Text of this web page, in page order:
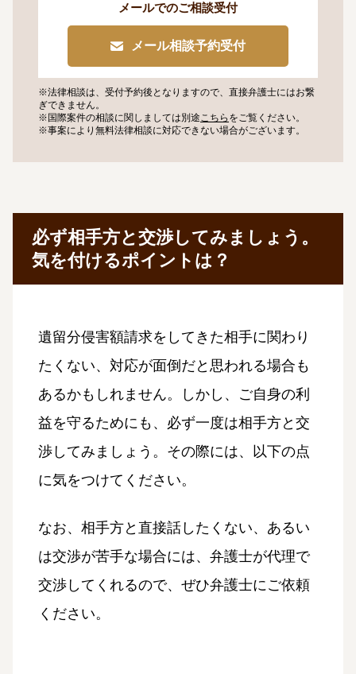
メールでのご相談受付
メール相談予約受付
※法律相談は、受付予約後となりますので、 直接弁護士にはお繋
ぎできません。
※国際案件の相談に関しましては別途こちら をご覧ください。
※事案により無料法律相談に対応できない場合がございます。
必ず相手方と交渉してみましょう。
気を付けるポイントは？
遺留分侵害額請求をしてきた相手に関わり
たくない、対応が面倒だと思われる場合も
あるかもしれません。しかし、ご自身の利
益を守るためにも、必ず一度は相手方と交
渉してみましょう。その際には、以下の点
に気をつけてください。
なお、相手方と直接話したくない、あるい
は交渉が苦手な場合には、弁護士が代理で
交渉してくれるので、ぜひ弁護士にご依頼
ください。